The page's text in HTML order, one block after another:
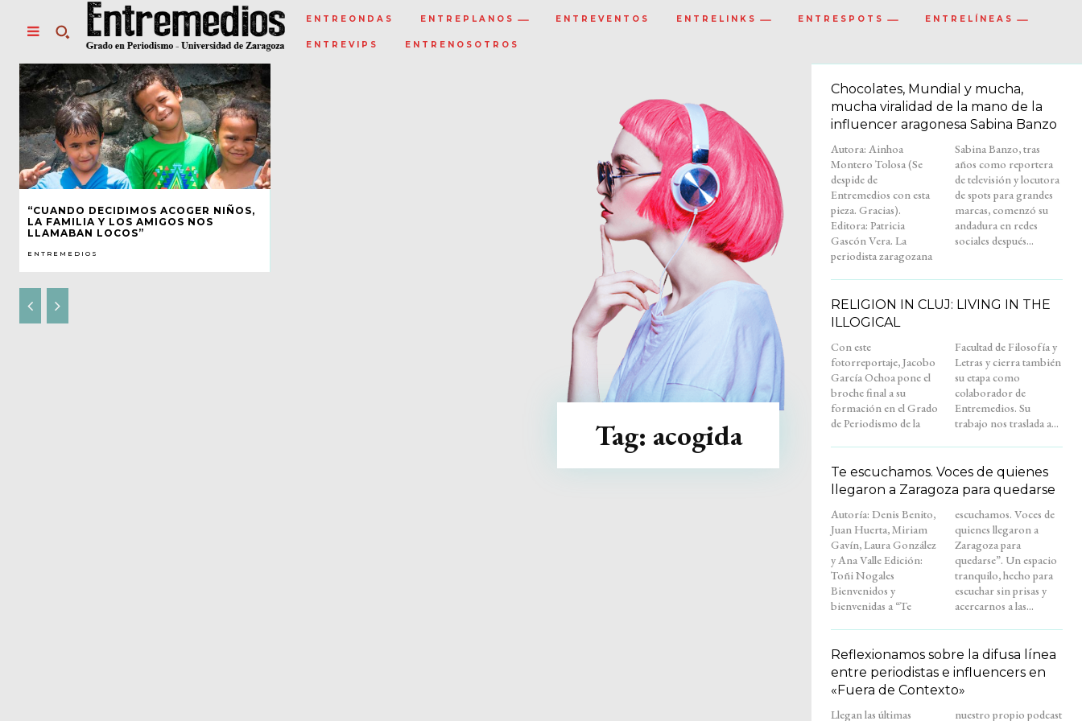
ENTREONDAS ENTREPLANOS ENTREVENTOS ENTRELINKS ENTRESPOTS ENTRELÍNEAS
ENTREVIPS ENTRENOSOTROS
“CUANDO DECIDIMOS ACOGER NIÑOS,
LA FAMILIA Y LOS AMIGOS NOS
LLAMABAN LOCOS”
ENTREMEDIOS
Tag: acogida
Chocolates, Mundial y mucha,
mucha viralidad de la mano de la
influencer aragonesa Sabina Banzo
Autora: Ainhoa
Montero Tolosa (Se
despide de
Entremedios con esta
pieza. Gracias).
Editora: Patricia
Gascón Vera. La
periodista zaragozana
Sabina Banzo, tras
años como reportera
de televisión y locutora
de spots para grandes
marcas, comenzó su
andadura en redes
sociales después...
RELIGION IN CLUJ: LIVING IN THE
ILLOGICAL
Con este
fotorreportaje, Jacobo
García Ochoa pone el
broche final a su
formación en el Grado
de Periodismo de la
Facultad de Filosofía y
Letras y cierra también
su etapa como
colaborador de
Entremedios. Su
trabajo nos traslada a...
Te escuchamos. Voces de quienes
llegaron a Zaragoza para quedarse
Autoría: Denis Benito,
Juan Huerta, Miriam
Gavín, Laura González
y Ana Valle Edición:
Toñi Nogales
Bienvenidos y
bienvenidas a “Te
escuchamos. Voces de
quienes llegaron a
Zaragoza para
quedarse”. Un espacio
tranquilo, hecho para
escuchar sin prisas y
acercarnos a las...
Reflexionamos sobre la difusa línea
entre periodistas e influencers en
«Fuera de Contexto»
Llegan las últimas
nuestro propio podcast